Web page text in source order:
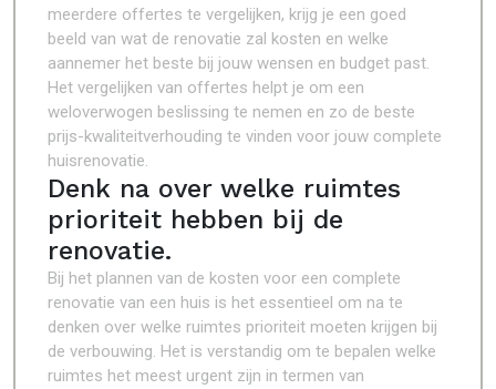
meerdere offertes te vergelijken, krijg je een goed
beeld van wat de renovatie zal kosten en welke
aannemer het beste bij jouw wensen en budget past.
Het vergelijken van offertes helpt je om een
weloverwogen beslissing te nemen en zo de beste
prijs-kwaliteitverhouding te vinden voor jouw complete
huisrenovatie.
Denk na over welke ruimtes
prioriteit hebben bij de
renovatie.
Bij het plannen van de kosten voor een complete
renovatie van een huis is het essentieel om na te
denken over welke ruimtes prioriteit moeten krijgen bij
de verbouwing. Het is verstandig om te bepalen welke
ruimtes het meest urgent zijn in termen van